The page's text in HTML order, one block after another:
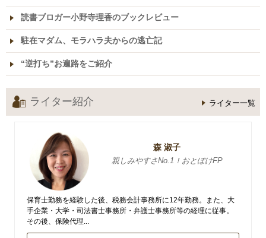
読書ブロガー小野寺理香のブックレビュー
駐在マダム、モラハラ夫からの逃亡記
“逆打ち”お遍路をご紹介
ライター紹介 ライター一覧
森 淑子
親しみやすさNo.1！おとぼけFP
保育士勤務を経験した後、税務会計事務所に12年勤務。また、大
手企業・大学・司法書士事務所・弁護士事務所等の経理に従事。
その後、保険代理...